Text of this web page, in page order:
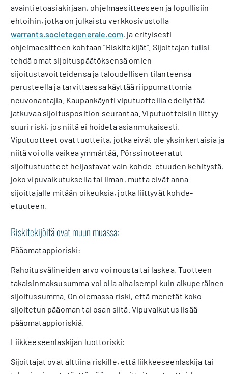
avaintietoasiakirjaan, ohjelmaesitteeseen ja lopullisiin
ehtoihin, jotka on julkaistu verkkosivustolla
warrants.societegenerale.com, ja erityisesti
ohjelmaesitteen kohtaan ”Riskitekijät”. Sijoittajan tulisi
tehdä omat sijoituspäätöksensä omien
sijoitustavoitteidensa ja taloudellisen tilanteensa
perusteella ja tarvittaessa käyttää riippumattomia
neuvonantajia. Kaupankäynti viputuotteilla edellyttää
jatkuvaa sijoitusposition seurantaa. Viputuotteisiin liittyy
suuri riski, jos niitä ei hoideta asianmukaisesti.
Viputuotteet ovat tuotteita, jotka eivät ole yksinkertaisia ja
niitä voi olla vaikea ymmärtää. Pörssinoteeratut
sijoitustuotteet heijastavat vain kohde-etuuden kehitystä,
joko vipuvaikutuksella tai ilman, mutta eivät anna
sijoittajalle mitään oikeuksia, jotka liittyvät kohde-
etuuteen.
Riskitekijöitä ovat muun muassa:
Pääomatappioriski:
Rahoitusvälineiden arvo voi nousta tai laskea. Tuotteen
takaisinmaksusumma voi olla alhaisempi kuin alkuperäinen
sijoitussumma. On olemassa riski, että menetät koko
sijoitetun pääoman tai osan siitä. Vipuvaikutus lisää
pääomatappioriskiä.
Liikkeeseenlaskijan luottoriski:
Sijoittajat ovat alttiina riskille, että liikkeeseenlaskija tai